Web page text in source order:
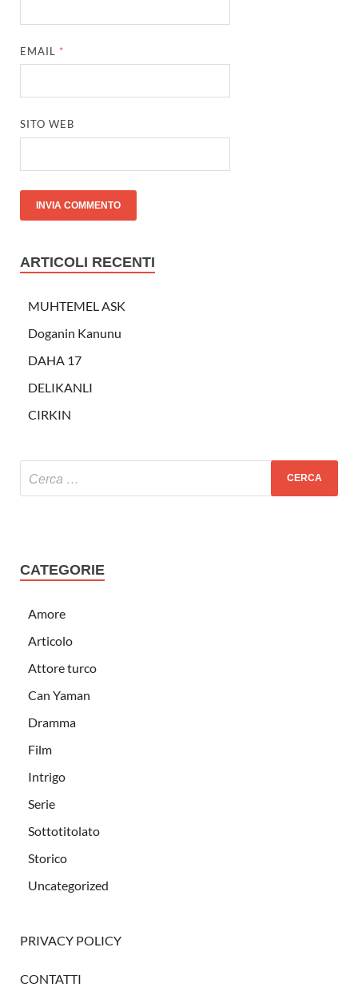
EMAIL *
SITO WEB
ARTICOLI RECENTI
MUHTEMEL ASK
Doganin Kanunu
DAHA 17
DELIKANLI
CIRKIN
CATEGORIE
Amore
Articolo
Attore turco
Can Yaman
Dramma
Film
Intrigo
Serie
Sottotitolato
Storico
Uncategorized
PRIVACY POLICY
CONTATTI